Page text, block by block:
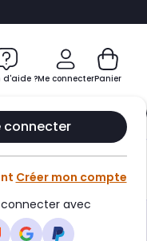
d'aide ?Me connecter
connecter
Créer mon compte
avec
Panier